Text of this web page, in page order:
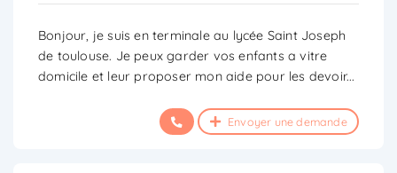
Bonjour, je suis en terminale au lycée Saint Joseph
de toulouse. Je peux garder vos enfants a vitre
domicile et leur proposer mon aide pour les devoir...
Envoyer une demande